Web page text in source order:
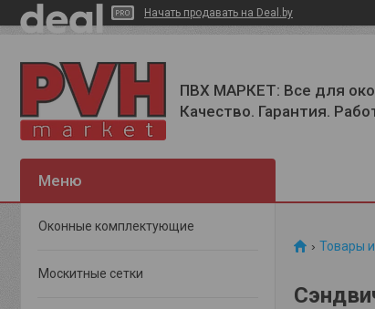
Начать продавать на Deal.by
ПВХ МАРКЕТ: Все для
Качество. Гарантия.
Товары и
Оконные комплектующие
Москитные сетки